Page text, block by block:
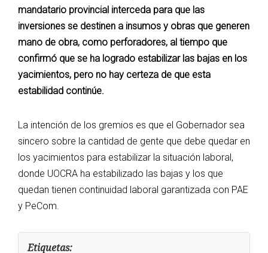
mandatario provincial interceda para que las
inversiones se destinen a insumos y obras que generen
mano de obra, como perforadores, al tiempo que
confirmó que se ha logrado estabilizar las bajas en los
yacimientos, pero no hay certeza de que esta
estabilidad continúe.
La intención de los gremios es que el Gobernador sea
sincero sobre la cantidad de gente que debe quedar en
los yacimientos para estabilizar la situación laboral,
donde UOCRA ha estabilizado las bajas y los que
quedan tienen continuidad laboral garantizada con PAE
y PeCom.
Etiquetas: